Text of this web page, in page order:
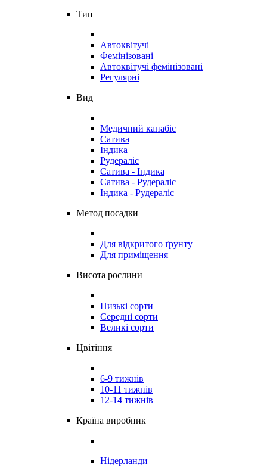
Тип
Автоквітучі
Фемінізовані
Автоквітучі фемінізовані
Регулярні
Вид
Медичний канабіс
Сатива
Індика
Рудераліс
Сатива - Індика
Сатива - Рудераліс
Індика - Рудераліс
Метод посадки
Для відкритого ґрунту
Для приміщення
Висота рослини
Низькі сорти
Середні сорти
Великі сорти
Цвітіння
6-9 тижнів
10-11 тижнів
12-14 тижнів
Країна виробник
Нідерланди